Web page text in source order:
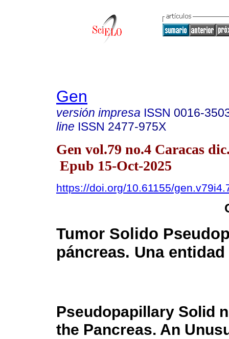
Gen
versión impresa ISSN 0016-
line ISSN 2477-975X
Gen vol.79 no.4 Caracas
Epub 15-Oct-2025
https://doi.org/10.61155/
Tumor Solido
páncreas. Una
Pseudopapillary Solid
the Pancreas. An